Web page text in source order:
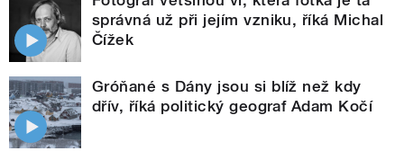
správná už při jejím vzniku, říká Michal
Čížek
Gróňané s Dány jsou si blíž než kdy
dřív, říká politický geograf Adam Kočí